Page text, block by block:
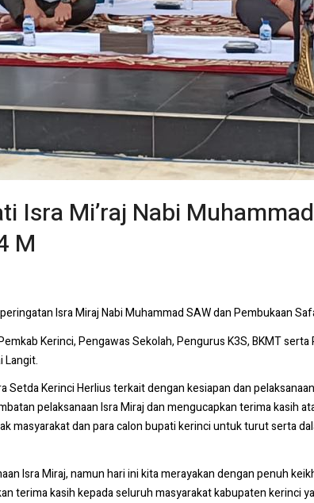
Isra Mi’raj Nabi
M
Isra Miraj Nabi Muhammad SAW dan Pembukaan
Kerinci, Pengawas Sekolah, Pengurus K3S, BKMT
Langit.
Setda Kerinci Herlius terkait dengan kesiapan dan
pelaksanaan Isra Miraj dan mengucapkan terima kasih
masyarakat dan para calon bupati kerinci untuk turut serta
Isra Miraj, namun hari ini kita merayakan dengan penuh
terima kasih kepada seluruh masyarakat kabupaten